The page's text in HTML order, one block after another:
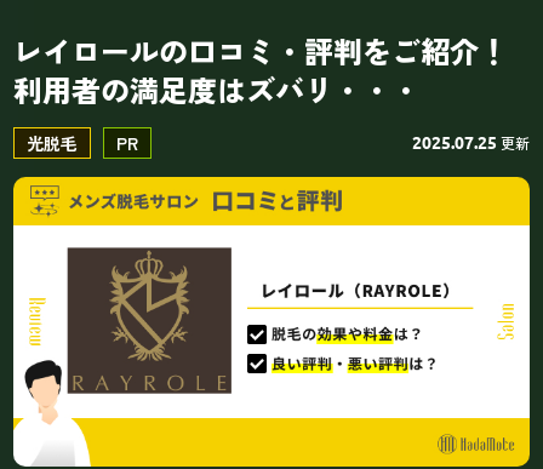
レイロールの口コミ・評判をご紹介！
利用者の満足度はズバリ・・・
光脱毛 PR 2025.07.25 更新